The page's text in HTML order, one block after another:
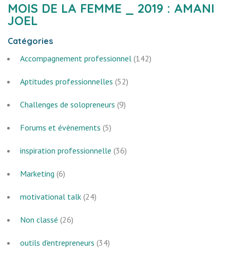
MOIS DE LA FEMME _ 2019 : AMANI
JOEL
Catégories
Accompagnement professionnel (142)
Aptitudes professionnelles (52)
Challenges de solopreneurs (9)
Forums et évènements (5)
inspiration professionnelle (36)
Marketing (6)
motivational talk (24)
Non classé (26)
outils d'entrepreneurs (34)